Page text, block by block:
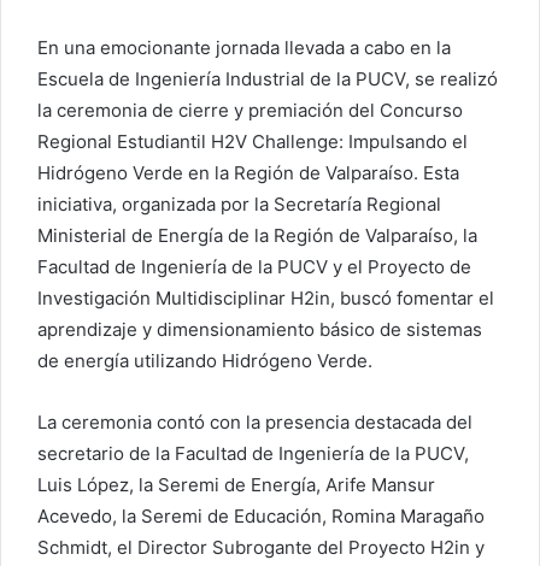
En una emocionante jornada llevada a cabo en la
Escuela de Ingeniería Industrial de la PUCV, se realizó
la ceremonia de cierre y premiación del Concurso
Regional Estudiantil H2V Challenge: Impulsando el
Hidrógeno Verde en la Región de Valparaíso. Esta
iniciativa, organizada por la Secretaría Regional
Ministerial de Energía de la Región de Valparaíso, la
Facultad de Ingeniería de la PUCV y el Proyecto de
Investigación Multidisciplinar H2in, buscó fomentar el
aprendizaje y dimensionamiento básico de sistemas
de energía utilizando Hidrógeno Verde.
La ceremonia contó con la presencia destacada del
secretario de la Facultad de Ingeniería de la PUCV,
Luis López, la Seremi de Energía, Arife Mansur
Acevedo, la Seremi de Educación, Romina Maragaño
Schmidt, el Director Subrogante del Proyecto H2in y